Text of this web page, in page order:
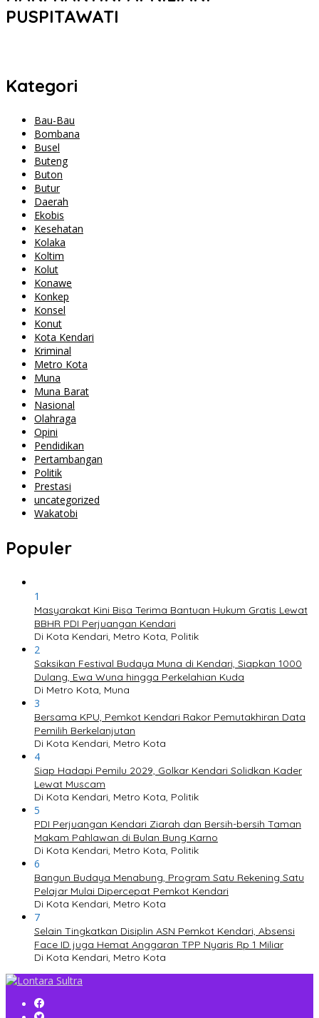
PUSPITAWATI
Kategori
Bau-Bau
Bombana
Busel
Buteng
Buton
Butur
Daerah
Ekobis
Kesehatan
Kolaka
Koltim
Kolut
Konawe
Konkep
Konsel
Konut
Kota Kendari
Kriminal
Metro Kota
Muna
Muna Barat
Nasional
Olahraga
Opini
Pendidikan
Pertambangan
Politik
Prestasi
uncategorized
Wakatobi
Populer
1
Masyarakat Kini Bisa Terima Bantuan Hukum Gratis Lewat
BBHR PDI Perjuangan Kendari
Di Kota Kendari, Metro Kota, Politik
2
Saksikan Festival Budaya Muna di Kendari, Siapkan 1000
Dulang, Ewa Wuna hingga Perkelahian Kuda
Di Metro Kota, Muna
3
Bersama KPU, Pemkot Kendari Rakor Pemutakhiran Data
Pemilih Berkelanjutan
Di Kota Kendari, Metro Kota
4
Siap Hadapi Pemilu 2029, Golkar Kendari Solidkan Kader
Lewat Muscam
Di Kota Kendari, Metro Kota, Politik
5
PDI Perjuangan Kendari Ziarah dan Bersih-bersih Taman
Makam Pahlawan di Bulan Bung Karno
Di Kota Kendari, Metro Kota, Politik
6
Bangun Budaya Menabung, Program Satu Rekening Satu
Pelajar Mulai Dipercepat Pemkot Kendari
Di Kota Kendari, Metro Kota
7
Selain Tingkatkan Disiplin ASN Pemkot Kendari, Absensi
Face ID juga Hemat Anggaran TPP Nyaris Rp 1 Miliar
Di Kota Kendari, Metro Kota